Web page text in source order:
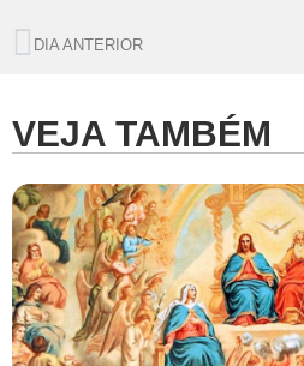
DIA ANTERIOR
VEJA TAMBÉM